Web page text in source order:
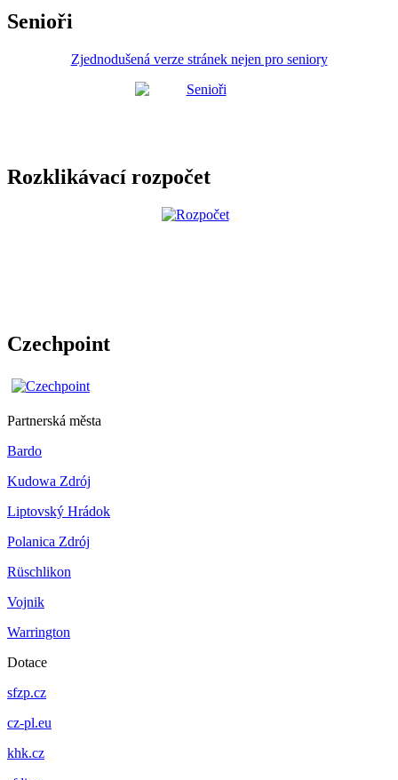
Senioři
Zjednodušená verze stránek nejen pro seniory
Rozklikávací rozpočet
Czechpoint
Partnerská města
Bardo
Kudowa Zdrój
Liptovský Hrádok
Polanica Zdrój
Rüschlikon
Vojnik
Warrington
Dotace
sfzp.cz
cz-pl.eu
khk.cz